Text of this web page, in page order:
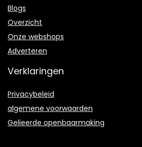
Blogs
Overzicht
Onze webshops
Adverteren
Verklaringen
Privacybeleid
algemene voorwaarden
Gelieerde openbaarmaking